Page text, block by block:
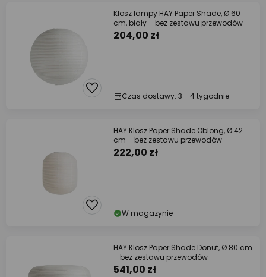
Klosz lampy HAY Paper Shade, Ø 60
cm, biały – bez zestawu przewodów
204,00 zł
Czas dostawy: 3 - 4 tygodnie
HAY Klosz Paper Shade Oblong, Ø 42
cm – bez zestawu przewodów
222,00 zł
W magazynie
HAY Klosz Paper Shade Donut, Ø 80 cm
– bez zestawu przewodów
541,00 zł